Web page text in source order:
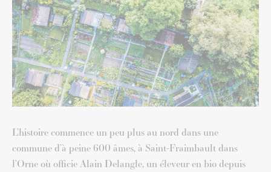
L’histoire commence un peu plus au nord dans une
commune d’à peine 600 âmes, à Saint-Fraimbault dans
l’Orne où officie Alain Delangle, un éleveur en bio depuis